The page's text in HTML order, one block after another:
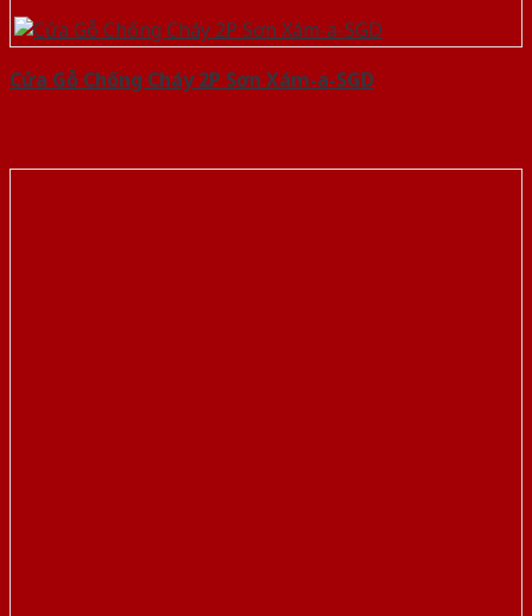
Cửa Gỗ Chống Cháy 2P Sơn Xám-a-SGD